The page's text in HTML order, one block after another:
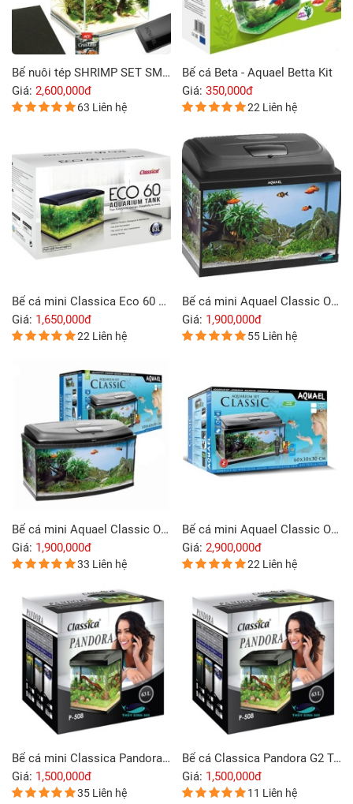
Bể nuôi tép SHRIMP SET SMART 29x29x35cm
Giá: 2,600,000đ
63 Liên hệ
Bể cá Beta - Aquael Betta Kit
Giá: 350,000đ
22 Liên hệ
Bể cá mini Classica Eco 60 Tank
Giá: 1,650,000đ
22 Liên hệ
Bể cá mini Aquael Classic Oval Aquarium
Giá: 1,900,000đ
55 Liên hệ
Bể cá mini Aquael Classic Oval Aquarium Set 40
Giá: 1,900,000đ
33 Liên hệ
Bể cá mini Aquael Classic Oval Aquarium Set 60
Giá: 2,900,000đ
22 Liên hệ
Bể cá mini Classica Pandora G2 Tank
Giá: 1,500,000đ
35 Liên hệ
Bể cá Classica Pandora G2 Tank 408
Giá: 1,500,000đ
11 Liên hệ